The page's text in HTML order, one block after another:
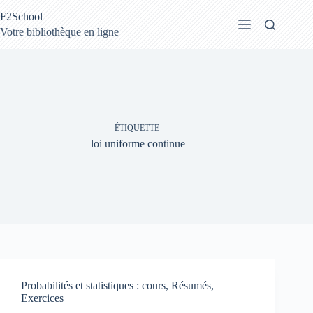
au
contenu
F2School
Votre bibliothèque en ligne
ÉTIQUETTE
loi uniforme continue
Probabilités et statistiques : cours, Résumés,
Exercices